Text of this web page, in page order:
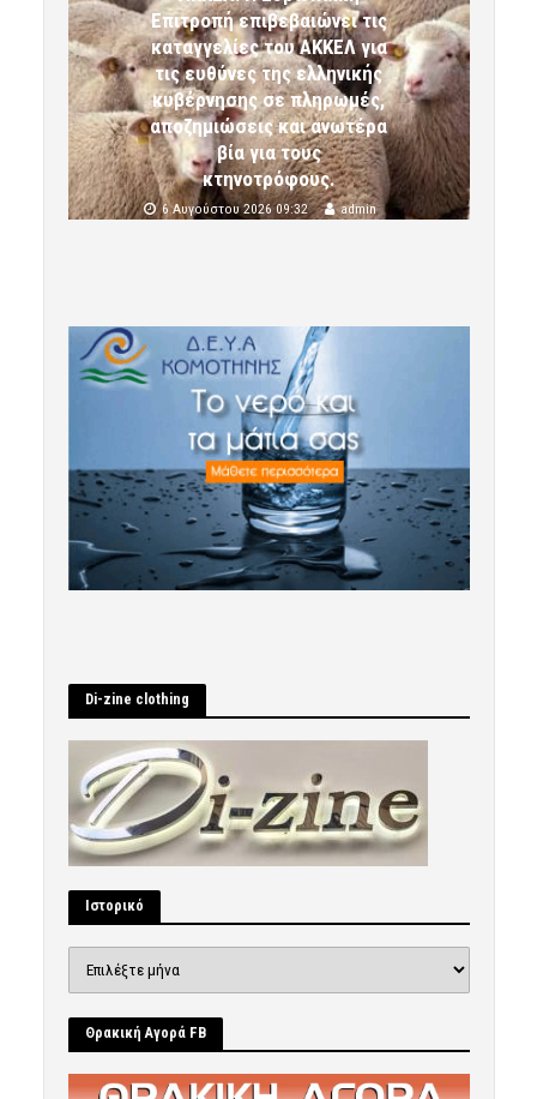
Επιτροπή επιβεβαιώνει τις
καταγγελίες του ΑΚΚΕΛ για
τις ευθύνες της ελληνικής
κυβέρνησης σε πληρωμές,
αποζημιώσεις και ανωτέρα
βία για τους
κτηνοτρόφους.
6 Αυγούστου 2026 09:32 admin
Di-zine clothing
Ιστορικό
Θρακική Αγορά FB